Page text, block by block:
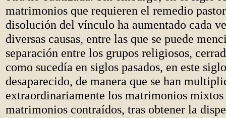
matrimonios que requieren el remedio
disolución del vínculo ha aumentado cada
diversas causas, entre las que se puede
separación entre los grupos religiosos,
como sucedía en siglos pasados, en este
desaparecido, de manera que se han
extraordinariamente los matrimonios
matrimonios contraídos, tras obtener la